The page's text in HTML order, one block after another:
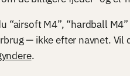
“airsoft M4”, “hardball
— ikke efter navnet.
.